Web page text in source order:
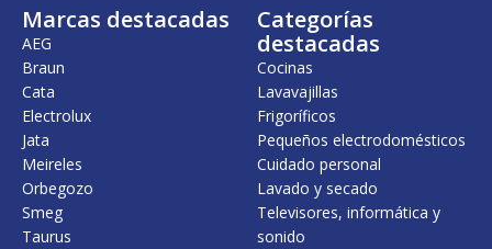
a
:
1
7
1
8
,
0
0
0
Marcas destacadas
AEG
Braun
Cata
Electrolux
Jata
Meireles
Orbegozo
Smeg
Taurus
Categorías
destacadas
Cocinas
Lavavajillas
Frigoríficos
Pequeños electrodomésticos
Cuidado personal
Lavado y secado
Televisores, informática y
sonido